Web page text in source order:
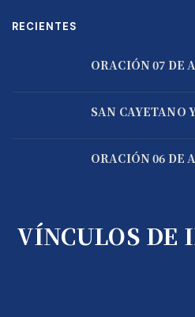
RECIENTES
ORACIÓN 07 DE
SAN CAYETANO
ORACIÓN 06 DE
VÍNCULOS DE